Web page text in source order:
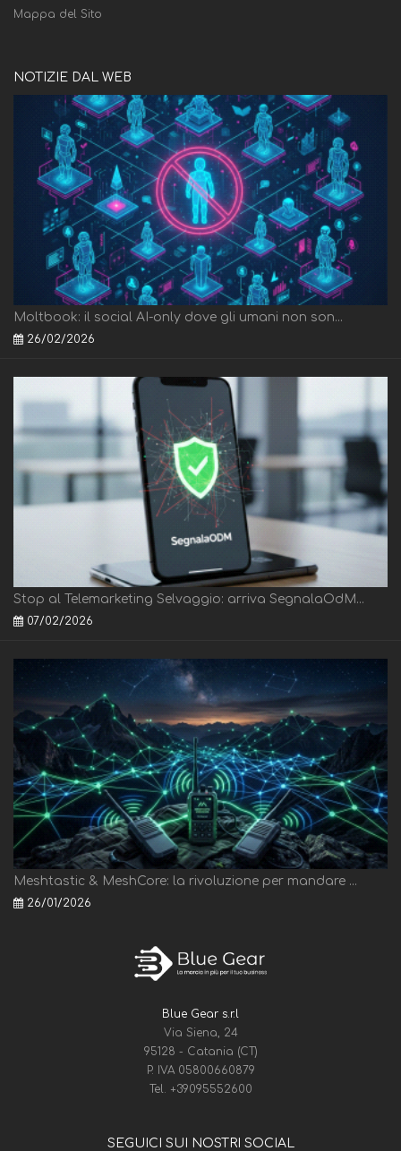
Mappa del Sito
NOTIZIE DAL WEB
Moltbook: il social AI-only dove gli umani non son...
26/02/2026
Stop al Telemarketing Selvaggio: arriva SegnalaOdM...
07/02/2026
Meshtastic & MeshCore: la rivoluzione per mandare ...
26/01/2026
Blue Gear s.r.l
Via Siena, 24
95128 - Catania (CT)
P. IVA 05800660879
Tel.
+39095552600
SEGUICI SUI NOSTRI SOCIAL